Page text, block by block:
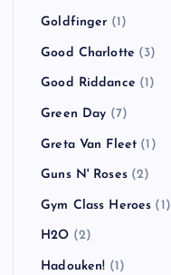
Goldfinger (1)
Good Charlotte (3)
Good Riddance (1)
Green Day (7)
Greta Van Fleet (1)
Guns N' Roses(2)
Gym Class Heroes (1)
H2O (2)
Hadouken! (1)